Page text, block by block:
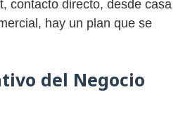
contacto directo, desde casa
hay un plan que se
del Negocio